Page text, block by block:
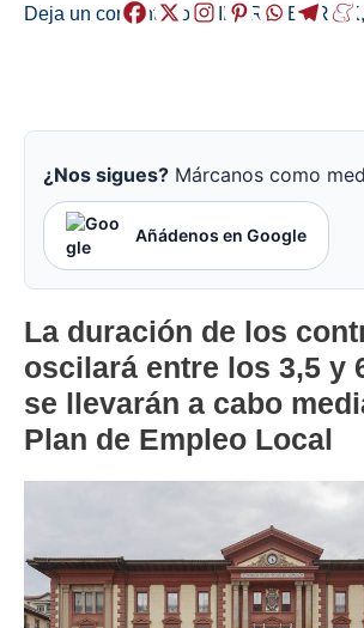
Deja un comentario /EIBAR ,HERRIAK
¿Nos sigues? Márcanos como
Añádenos en Google
La duración de los
oscilará entre los 3,5 y
se llevarán a cabo
Plan de Empleo Local